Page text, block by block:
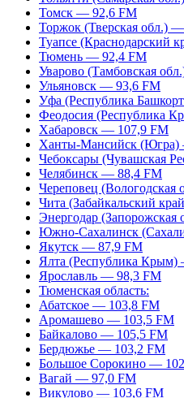
Томск — 92,6 FM
Торжок (Тверская обл.)
Туапсе (Краснодарский
Тюмень — 92,4 FM
Уварово (Тамбовская
Ульяновск — 93,6 FM
Уфа (Республика
Феодосия (Республика
Хабаровск — 107,9 FM
Ханты-Мансийск (Югра)
Чебоксары (Чувашская
Челябинск — 88,4 FM
Череповец
Чита (Забайкальский
Энергодар (Запорожская
Южно-Сахалинск
Якутск — 87,9 FM
Ялта (Республика
Ярославль — 98,3 FM
Тюменская область:
Абатское — 103,8 FM
Аромашево — 103,5 FM
Байкалово — 105,5 FM
Бердюжье — 103,2 FM
Большое Сорокино —
Вагай — 97,0 FM
Викулово — 103,6 FM